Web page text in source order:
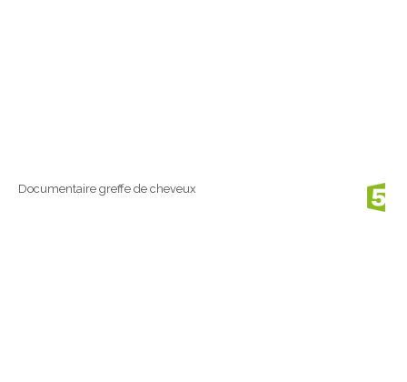
Documentaire greffe de cheveux